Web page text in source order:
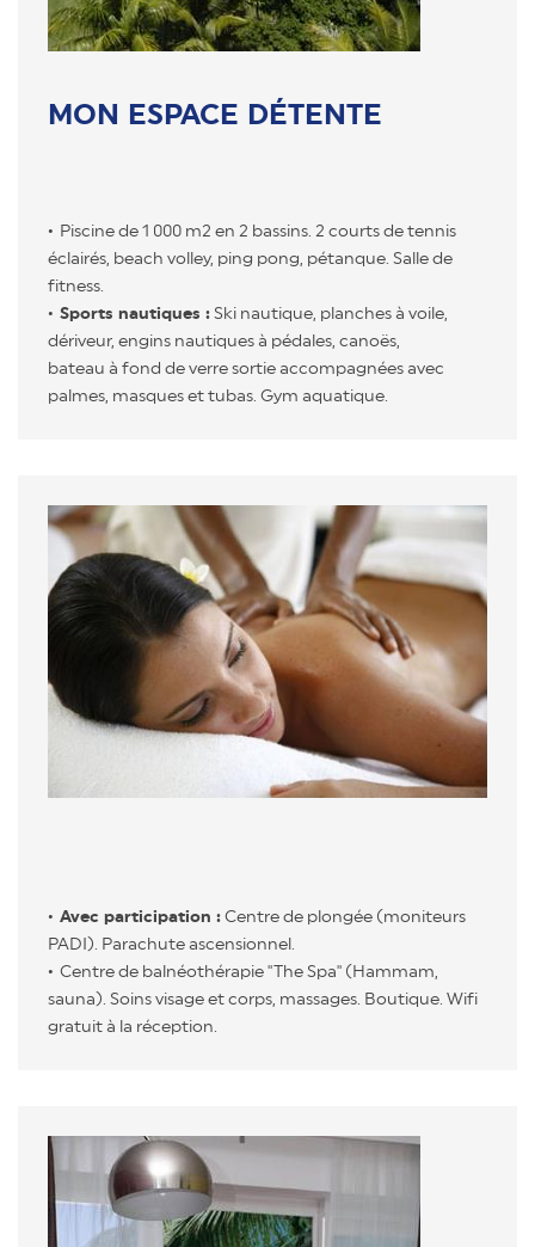
MON ESPACE DÉTENTE
Piscine de 1 000 m2 en 2 bassins. 2 courts de tennis
éclairés, beach volley, ping pong, pétanque. Salle de
fitness.
Sports nautiques :Ski nautique, planches à voile,
dériveur, engins nautiques à pédales, canoës,
bateau à fond de verre sortie accompagnées avec
palmes, masques et tubas. Gym aquatique.
Avec participation :Centre de plongée (moniteurs
PADI). Parachute ascensionnel.
Centre de balnéothérapie "The Spa" (Hammam,
sauna). Soins visage et corps, massages. Boutique. Wifi
gratuit à la réception.